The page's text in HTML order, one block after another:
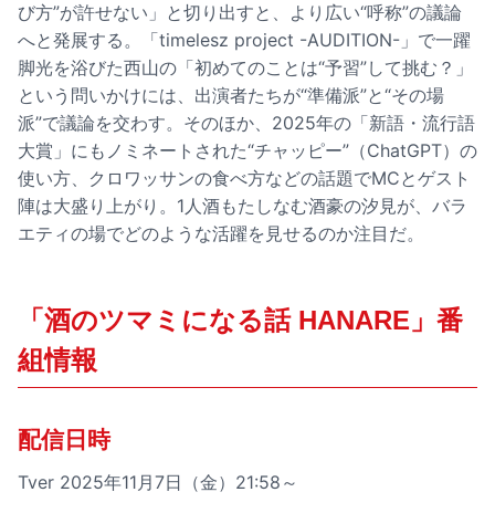
び方”が許せない」と切り出すと、より広い“呼称”の議論
へと発展する。「timelesz project -AUDITION-」で一躍
脚光を浴びた西山の「初めてのことは“予習”して挑む？」
という問いかけには、出演者たちが“準備派”と“その場
派”で議論を交わす。そのほか、2025年の「新語・流行語
大賞」にもノミネートされた“チャッピー”（ChatGPT）の
使い方、クロワッサンの食べ方などの話題でMCとゲスト
陣は大盛り上がり。1人酒もたしなむ酒豪の汐見が、バラ
エティの場でどのような活躍を見せるのか注目だ。
「酒のツマミになる話 HANARE」番
組情報
配信日時
Tver 2025年11月7日（金）21:58～